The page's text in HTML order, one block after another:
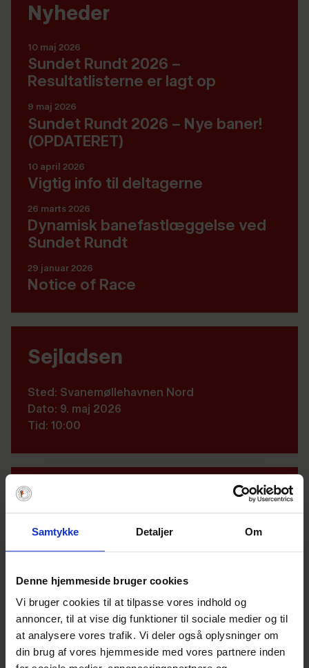
Samtykke Detaljer Om
Denne hjemmeside bruger cookies
Vi bruger cookies til at tilpasse vores indhold og
annoncer, til at vise dig funktioner til sociale medier og til
at analysere vores trafik. Vi deler også oplysninger om
din brug af vores hjemmeside med vores partnere inden
Nyheder
10 maj 2026
Sundet Rundt 2026 –
Resultatlisterne er lagt op
9 maj 2026
Sundet Rundt 2026 – Nye baner!
(OPDATERET)
10 april 2026
Vigtig info til deltagerne
26 marts 2026
Dynamisk banefastlæggelse ved
Sundet Rundt
29 januar 2026
Notice of Race
Sejladsen
Sted: Svanemøllehavnen Nord
Dato: 9. maj 2026
Tid: 10:00
Bureau
Resultatliste
Sejladsbestemmelser
Startliste
Tracking (TracTrac)
Tilmelding (Lukket)
Indbydelse/NoR
Opslagstavlen